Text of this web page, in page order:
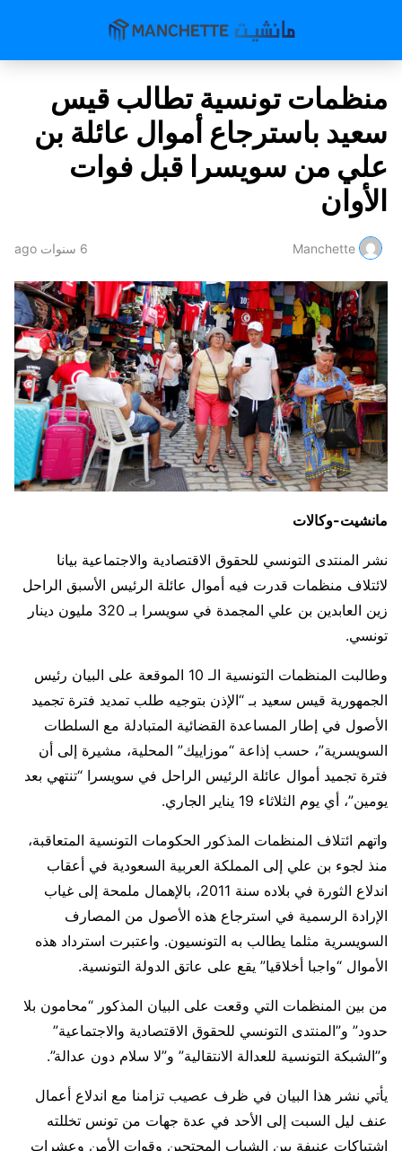
منظمات تونسية تطالب قيس
سعيد باسترجاع أموال عائلة بن
علي من سويسرا قبل فوات
الأوان
Manchette 6 سنوات ago
مانشيت-وكالات
نشر المنتدى التونسي للحقوق الاقتصادية والاجتماعية بيانا
لائتلاف منظمات قدرت فيه أموال عائلة الرئيس الأسبق الراحل
زين العابدين بن علي المجمدة في سويسرا بـ 320 مليون دينار
تونسي.
وطالبت المنظمات التونسية الـ 10 الموقعة على البيان رئيس
الجمهورية قيس سعيد بـ “الإذن بتوجيه طلب تمديد فترة تجميد
الأصول في إطار المساعدة القضائية المتبادلة مع السلطات
السويسرية”، حسب إذاعة “موزاييك” المحلية، مشيرة إلى أن
فترة تجميد أموال عائلة الرئيس الراحل في سويسرا “تنتهي بعد
يومين”، أي يوم الثلاثاء 19 يناير الجاري.
واتهم ائتلاف المنظمات المذكور الحكومات التونسية المتعاقبة،
منذ لجوء بن علي إلى المملكة العربية السعودية في أعقاب
اندلاع الثورة في بلاده سنة 2011، بالإهمال ملمحة إلى غياب
الإرادة الرسمية في استرجاع هذه الأصول من المصارف
السويسرية مثلما يطالب به التونسيون. واعتبرت استرداد هذه
الأموال “واجبا أخلاقيا” يقع على عاتق الدولة التونسية.
من بين المنظمات التي وقعت على البيان المذكور “محامون بلا
حدود” و”المنتدى التونسي للحقوق الاقتصادية والاجتماعية”
و”الشبكة التونسية للعدالة الانتقالية” و”لا سلام دون عدالة”.
يأتي نشر هذا البيان في ظرف عصيب تزامنا مع اندلاع أعمال
عنف ليل السبت إلى الأحد في عدة جهات من تونس تخللته
اشتباكات عنيفة بين الشباب المحتجين وقوات الأمن وعشرات